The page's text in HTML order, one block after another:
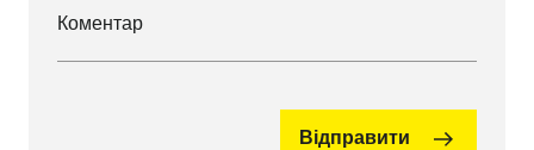
Коментар
Відправити